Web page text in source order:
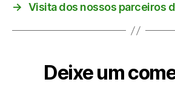
→ Visita dos nossos parceiros
Deixe um